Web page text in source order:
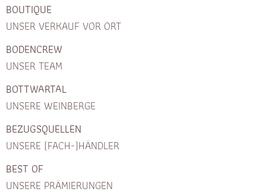
BOUTIQUE
UNSER VERKAUF VOR ORT
BODENCREW
UNSER TEAM
BOTTWARTAL
UNSERE WEINBERGE
BEZUGSQUELLEN
UNSERE (FACH-)HÄNDLER
BEST OF
UNSERE PRÄMIERUNGEN